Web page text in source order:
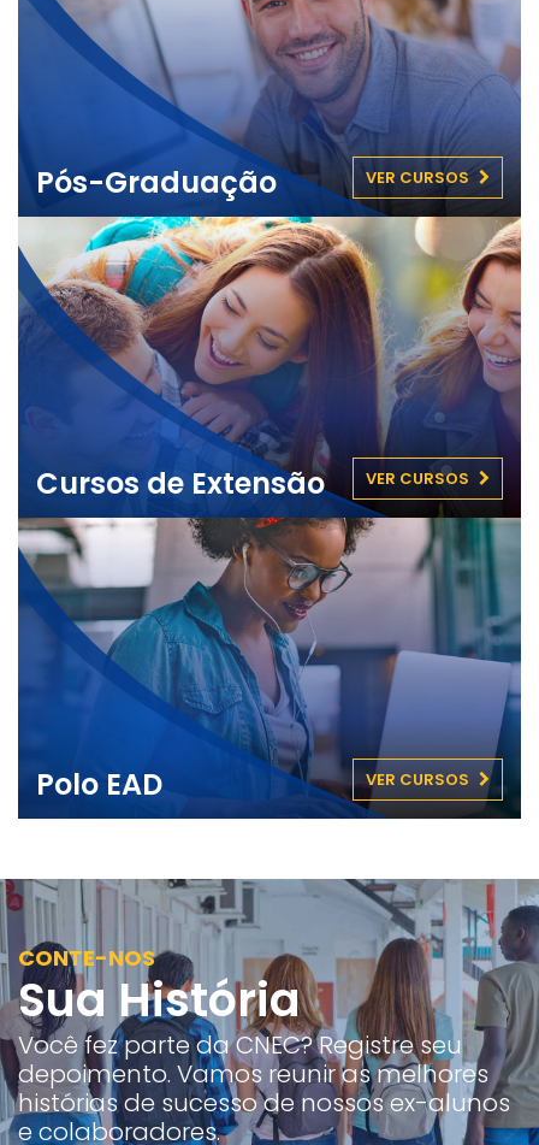
Pós-Graduação VER CURSOS
Cursos de Extensão VER CURSOS
Polo EAD VER CURSOS
CONTE-NOS
Sua História
Você fez parte da CNEC? Registre seu
depoimento. Vamos reunir as melhores
histórias de sucesso de nossos ex-alunos
e colaboradores.